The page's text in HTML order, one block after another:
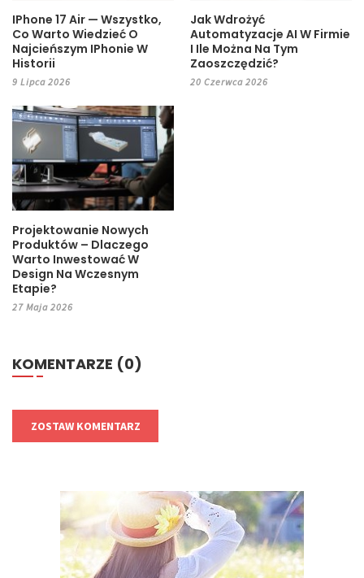
IPhone 17 Air — Wszystko,
Co Warto Wiedzieć O
Najcieńszym IPhonie W
Historii
9 Lipca 2026
Jak Wdrożyć
Automatyzacje AI W Firmie
I Ile Można Na Tym
Zaoszczędzić?
20 Czerwca 2026
Projektowanie Nowych
Produktów – Dlaczego
Warto Inwestować W
Design Na Wczesnym
Etapie?
27 Maja 2026
KOMENTARZE (0)
ZOSTAW KOMENTARZ